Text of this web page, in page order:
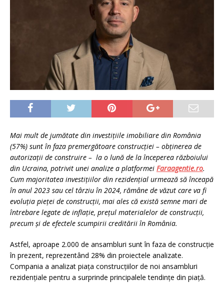
Mai mult de jumătate din investițiile imobiliare din România
(57%) sunt în faza premergătoare construcției – obținerea de
autorizații de construire – la o lună de la începerea războiului
din Ucraina, potrivit unei analize a platformei Faraagentie.ro.
Cum majoritatea investițiilor din rezidențial urmează să înceapă
în anul 2023 sau cel târziu în 2024, rămâne de văzut care va fi
evoluția pieței de construcții, mai ales că există semne mari de
întrebare legate de inflație, prețul materialelor de construcții,
precum și de efectele scumpirii creditării în România.
Astfel, aproape 2.000 de ansambluri sunt în faza de construcție
în prezent, reprezentând 28% din proiectele analizate.
Compania a analizat piața construcțiilor de noi ansambluri
rezidențiale pentru a surprinde principalele tendințe din piață.